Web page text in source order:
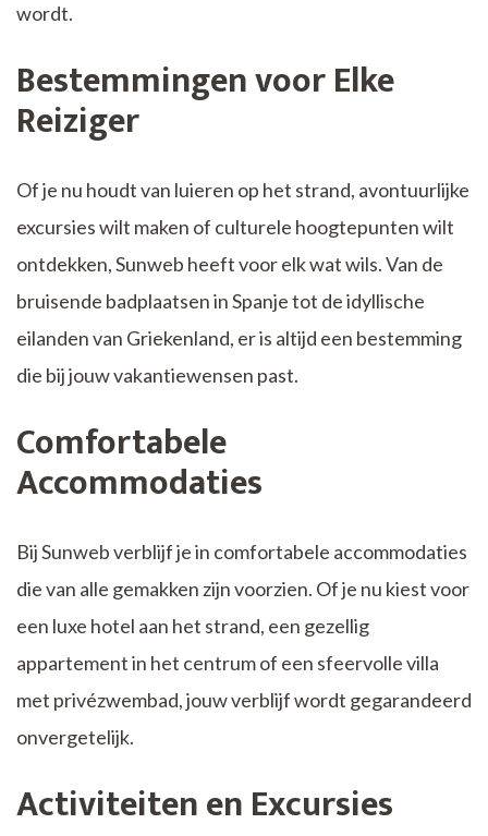
wordt.
Bestemmingen voor Elke
Reiziger
Of je nu houdt van luieren op het strand, avontuurlijke
excursies wilt maken of culturele hoogtepunten wilt
ontdekken, Sunweb heeft voor elk wat wils. Van de
bruisende badplaatsen in Spanje tot de idyllische
eilanden van Griekenland, er is altijd een bestemming
die bij jouw vakantiewensen past.
Comfortabele
Accommodaties
Bij Sunweb verblijf je in comfortabele accommodaties
die van alle gemakken zijn voorzien. Of je nu kiest voor
een luxe hotel aan het strand, een gezellig
appartement in het centrum of een sfeervolle villa
met privézwembad, jouw verblijf wordt gegarandeerd
onvergetelijk.
Activiteiten en Excursies